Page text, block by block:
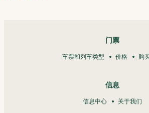
门票
车票和列车类型 价格 购
信息
信息中心 关于我们